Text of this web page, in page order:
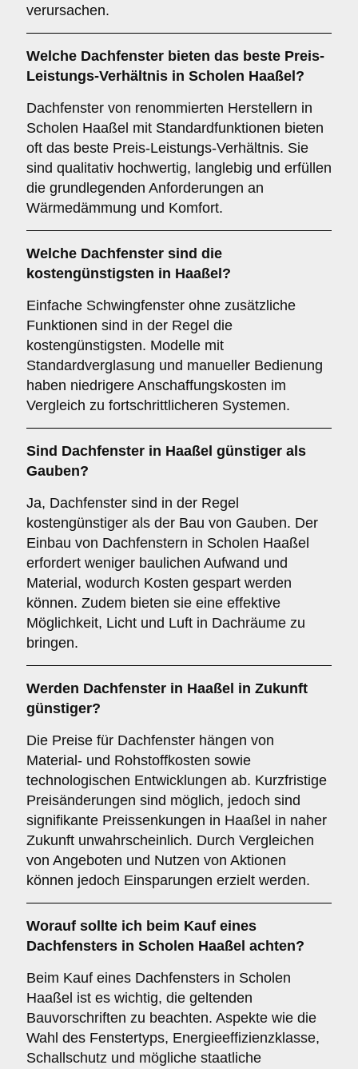
verursachen.
Welche Dachfenster bieten das beste Preis-
Leistungs-Verhältnis in Scholen Haaßel?
Dachfenster von renommierten Herstellern in
Scholen Haaßel mit Standardfunktionen bieten
oft das beste Preis-Leistungs-Verhältnis. Sie
sind qualitativ hochwertig, langlebig und erfüllen
die grundlegenden Anforderungen an
Wärmedämmung und Komfort.
Welche Dachfenster sind die
kostengünstigsten in Haaßel?
Einfache Schwingfenster ohne zusätzliche
Funktionen sind in der Regel die
kostengünstigsten. Modelle mit
Standardverglasung und manueller Bedienung
haben niedrigere Anschaffungskosten im
Vergleich zu fortschrittlicheren Systemen.
Sind Dachfenster in Haaßel günstiger als
Gauben?
Ja, Dachfenster sind in der Regel
kostengünstiger als der Bau von Gauben. Der
Einbau von Dachfenstern in Scholen Haaßel
erfordert weniger baulichen Aufwand und
Material, wodurch Kosten gespart werden
können. Zudem bieten sie eine effektive
Möglichkeit, Licht und Luft in Dachräume zu
bringen.
Werden Dachfenster in Haaßel in Zukunft
günstiger?
Die Preise für Dachfenster hängen von
Material- und Rohstoffkosten sowie
technologischen Entwicklungen ab. Kurzfristige
Preisänderungen sind möglich, jedoch sind
signifikante Preissenkungen in Haaßel in naher
Zukunft unwahrscheinlich. Durch Vergleichen
von Angeboten und Nutzen von Aktionen
können jedoch Einsparungen erzielt werden.
Worauf sollte ich beim Kauf eines
Dachfensters in Scholen Haaßel achten?
Beim Kauf eines Dachfensters in Scholen
Haaßel ist es wichtig, die geltenden
Bauvorschriften zu beachten. Aspekte wie die
Wahl des Fenstertyps, Energieeffizienzklasse,
Schallschutz und mögliche staatliche